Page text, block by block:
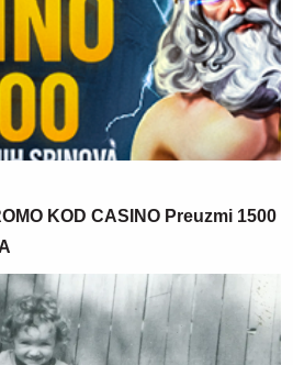
KOD CASINO Preuzmi 1500